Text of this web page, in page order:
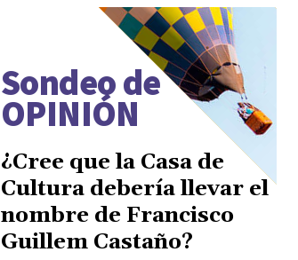
Sondeo de
OPINIÓN
¿Cree que la Casa de
Cultura debería llevar el
nombre de Francisco
Guillem Castaño?